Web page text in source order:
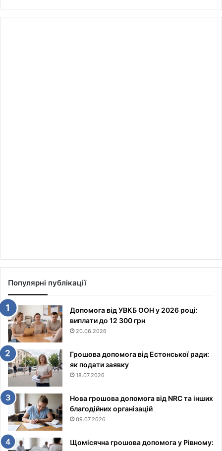
Популярні публікації
Допомога від УВКБ ООН у 2026 році:
виплати до 12 300 грн
20.06.2026
Грошова допомога від Естонської ради:
як подати заявку
18.07.2026
Нова грошова допомога від NRC та інших
благодійних організацій
09.07.2026
Щомісячна грошова допомога у Рівному: